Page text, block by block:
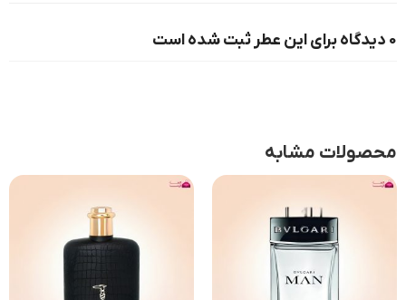
0 دیدگاه برای این عطر ثبت شده است
محصولات مشابه